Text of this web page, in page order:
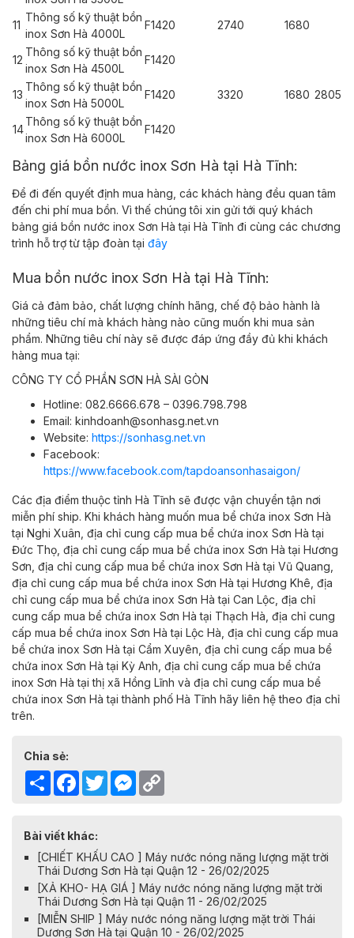
11
Thông số kỹ thuật bồn
inox Sơn Hà 4000L
F1420 2740 1680
12
Thông số kỹ thuật bồn
inox Sơn Hà 4500L
F1420
13
Thông số kỹ thuật bồn
inox Sơn Hà 5000L
F1420 3320 1680 2805
14
Thông số kỹ thuật bồn
inox Sơn Hà 6000L
F1420
Bảng giá bồn nước inox Sơn Hà tại Hà Tĩnh:
Để đi đến quyết định mua hàng, các khách hàng đều quan tâm
đến chi phí mua bồn. Vì thế chúng tôi xin gửi tới quý khách
bảng giá bồn nước inox Sơn Hà tại Hà Tĩnh đi cùng các chương
trình hỗ trợ từ tập đoàn tại đây
Mua bồn nước inox Sơn Hà tại Hà Tĩnh:
Giá cả đảm bảo, chất lượng chính hãng, chế độ bảo hành là
những tiêu chí mà khách hàng nào cũng muốn khi mua sản
phẩm. Những tiêu chí này sẽ được đáp ứng đầy đủ khi khách
hàng mua tại:
CÔNG TY CỔ PHẦN SƠN HÀ SÀI GÒN
Hotline: 082.6666.678 – 0396.798.798
Email: kinhdoanh@sonhasg.net.vn
Website: https://sonhasg.net.vn
Facebook:
https://www.facebook.com/tapdoansonhasaigon/
Các địa điểm thuộc tỉnh Hà Tĩnh sẽ được vận chuyển tận nơi
miễn phí ship. Khi khách hàng muốn mua bể chứa inox Sơn Hà
tại Nghi Xuân, địa chỉ cung cấp mua bể chứa inox Sơn Hà tại
Đức Thọ, địa chỉ cung cấp mua bể chứa inox Sơn Hà tại Hương
Sơn, địa chỉ cung cấp mua bể chứa inox Sơn Hà tại Vũ Quang,
địa chỉ cung cấp mua bể chứa inox Sơn Hà tại Hương Khê, địa
chỉ cung cấp mua bể chứa inox Sơn Hà tại Can Lộc, địa chỉ
cung cấp mua bể chứa inox Sơn Hà tại Thạch Hà, địa chỉ cung
cấp mua bể chứa inox Sơn Hà tại Lộc Hà, địa chỉ cung cấp mua
bể chứa inox Sơn Hà tại Cẩm Xuyên, địa chỉ cung cấp mua bể
chứa inox Sơn Hà tại Kỳ Anh, địa chỉ cung cấp mua bể chứa
inox Sơn Hà tạithị xã Hồng Lĩnh và địa chỉ cung cấp mua bể
chứa inox Sơn Hà tạithành phố Hà Tĩnh​​​​​​ hãy liên hệ theo địa chỉ
trên.
Chia sẻ:
Share Facebook
TwitterMessenger
Bài viết khác:
[CHIẾT KHẤU CAO ] Máy nước nóng năng lượng mặt trời
Thái Dương Sơn Hà tại Quận 12 - 26/02/2025
[XẢ KHO- HẠ GIÁ ] Máy nước nóng năng lượng mặt trời
Thái Dương Sơn Hà tại Quận 11 - 26/02/2025
[MIỄN SHIP ] Máy nước nóng năng lượng mặt trời Thái
Dương Sơn Hà tại Quận 10 - 26/02/2025